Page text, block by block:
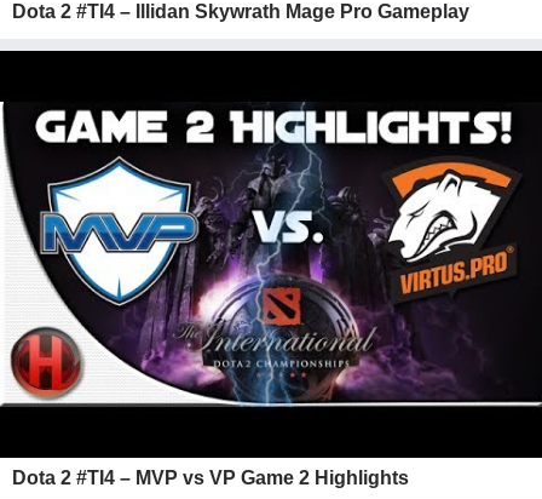
Dota 2 #TI4 – Illidan Skywrath Mage Pro Gameplay
Dota 2 #TI4 – MVP vs VP Game 2 Highlights